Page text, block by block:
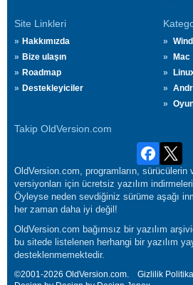
Site Linkleri
Hakkımızda
Bize ulaşın
Roadmap
Destekleyiciler
Mac
Takip OldVersion.com
OldVersion.com, programların, sürücülerin
versiyonları için ücretsiz yazılım
Öyleyse neden sevdiğiniz sürüme aşağı
her zaman daha iyi değil!
OldVersion.com bağımsız bir yazılım
bu sitede listelenen herhangi bir yazılım
desteklenmemektedir.
©2001-2026 OldVersion.com. Gizlilik